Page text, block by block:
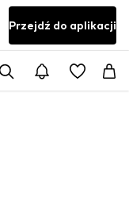
Przejdź do aplikacji